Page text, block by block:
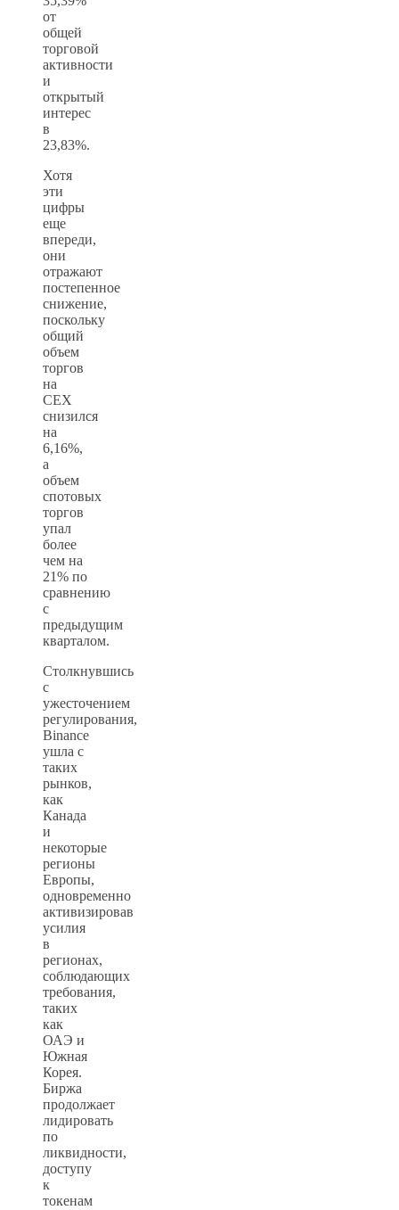
от
общей
торговой
активности
и
открытый
интерес
в
23,83%.
Хотя
эти
цифры
еще
впереди,
они
отражают
постепенное
снижение,
поскольку
общий
объем
торгов
на
CEX
снизился
на
6,16%,
а
объем
спотовых
торгов
упал
более
чем на
21% по
сравнению
с
предыдущим
кварталом.
Столкнувшись
с
ужесточением
регулирования,
Binance
ушла с
таких
рынков,
как
Канада
и
некоторые
регионы
Европы,
одновременно
активизировав
усилия
в
регионах,
соблюдающих
требования,
таких
как
ОАЭ и
Южная
Корея.
Биржа
продолжает
лидировать
по
ликвидности,
доступу
к
токенам